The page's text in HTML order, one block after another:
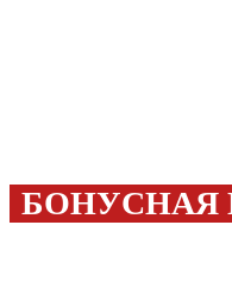
БОНУСНАЯ